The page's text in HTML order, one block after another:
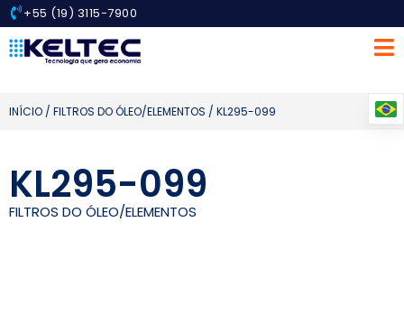
+55 (19) 3115-7900
INÍCIO / FILTROS DO ÓLEO/ELEMENTOS / KL295-099
KL295-099
FILTROS DO ÓLEO/ELEMENTOS